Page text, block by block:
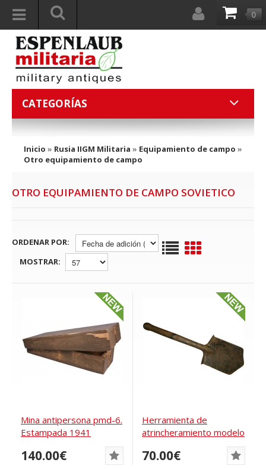
0
CATEGORÍAS
Inicio » Rusia IIGM Militaria » Equipamiento de campo »
Otro equipamiento de campo
OTRO EQUIPAMIENTO DE CAMPO SOVIETICO
ORDENAR POR:
MOSTRAR:
Mina antipersona pmd-6.
Estampada 1941
140.00€
Herramienta de
atrincheramiento modelo
70.00€